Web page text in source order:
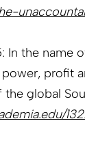
In the name
profit
global